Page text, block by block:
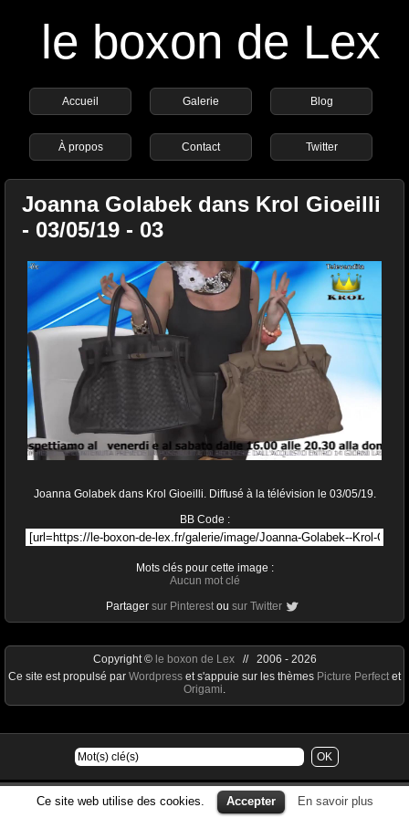
le boxon de Lex
Accueil Galerie Blog
À propos Contact Twitter
Joanna Golabek dans Krol Gioeilli
- 03/05/19 - 03
Joanna Golabek dans Krol Gioeilli. Diffusé à la télévision le 03/05/19.
BB Code :
Mots clés pour cette image :
Aucun mot clé
Partager sur Pinterest ou sur Twitter
Ce site web utilise des cookies. Accepter En savoir plus
Copyright © le boxon de Lex// 2006 - 2026
Ce site est propulsé par Wordpress et s'appuie sur les thèmes Picture Perfect et
Origami.